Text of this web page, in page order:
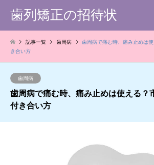
歯列矯正の招待状
記事一覧 歯周病
歯周病で痛む時、痛み止めは
き合い方
歯周病
歯周病で痛む時、痛み止めは使える？
付き合い方